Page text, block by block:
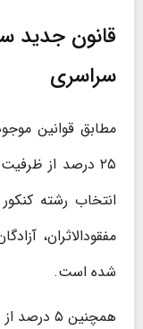
قانون جدید
سراسری
۲۵ درصد از
انتخاب رشته
مفقودالاثران،
شده است.
همچنین ۵